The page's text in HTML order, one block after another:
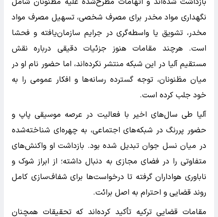
نگهداری مواد مخدر برای مصرف شخصی، تسهیل مصرف مواد
مخدر، تشویق یا واسطه‌گری در جرایم سازمان‌یافته و فحشا
است. هرچند مقامات هنوز جزئیات دقیقی درباره نقش
مستقیم آلیا در این شبکه منتشر نکرده‌اند، اما حضور نام او در
میان مظنونان، توجه گسترده رسانه‌ها و افکار عمومی را به
خود جلب کرده است.
آلیا طی سال‌های اخیر با فعالیت در عرصه موسیقی پاپ و
حضور پررنگ در شبکه‌های اجتماعی، به چهره‌ای شناخته‌شده
در میان نسل جوان تبدیل شده بود. بازداشت او واکنش‌های
متفاوتی را در فضای مجازی به دنبال داشته؛ از ابراز شوک و
ناباوری هواداران گرفته تا درخواست‌ها برای شفاف‌سازی کامل
روند قضایی و احترام به اصل برائت.
مقامات قضایی ترکیه تأکید کرده‌اند که تحقیقات همچنان